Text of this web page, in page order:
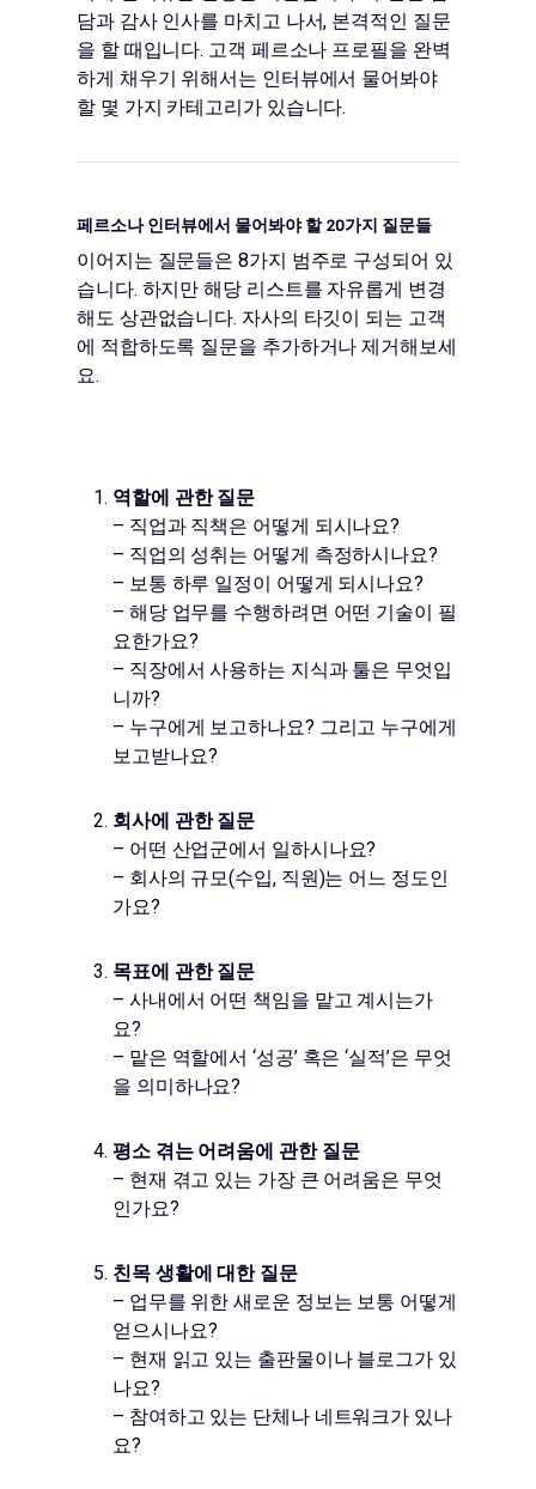
담과 감사 인사를 마치고 나서, 본격적인 질문
을 할 때입니다. 고객 페르소나 프로필을 완벽
하게 채우기 위해서는 인터뷰에서 물어봐야
할 몇 가지 카테고리가 있습니다.
페르소나 인터뷰에서 물어봐야 할 20가지 질문들
이어지는 질문들은 8가지 범주로 구성되어 있
습니다. 하지만 해당 리스트를 자유롭게 변경
해도 상관없습니다. 자사의 타깃이 되는 고객
에 적합하도록 질문을 추가하거나 제거해보세
요.
역할에 관한 질문
– 직업과 직책은 어떻게 되시나요?
– 직업의 성취는 어떻게 측정하시나요?
– 보통 하루 일정이 어떻게 되시나요?
– 해당 업무를 수행하려면 어떤 기술이 필
요한가요?
– 직장에서 사용하는 지식과 툴은 무엇입
니까?
– 누구에게 보고하나요? 그리고 누구에게
보고받나요?
회사에 관한 질문
– 어떤 산업군에서 일하시나요?
– 회사의 규모(수입, 직원)는 어느 정도인
가요?
목표에 관한 질문
– 사내에서 어떤 책임을 맡고 계시는가
요?
– 맡은 역할에서 ‘성공’ 혹은 ‘실적’은 무엇
을 의미하나요?
평소 겪는 어려움에 관한 질문
– 현재 겪고 있는 가장 큰 어려움은 무엇
인가요?
친목 생활에 대한 질문
– 업무를 위한 새로운 정보는 보통 어떻게
얻으시나요?
– 현재 읽고 있는 출판물이나 블로그가 있
나요?
– 참여하고 있는 단체나 네트워크가 있나
요?